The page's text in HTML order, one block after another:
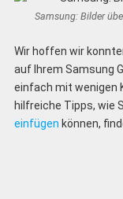
Samsung: Bilder
Wir hoffen wir
auf Ihrem Samsung
einfach mit wenigen
hilfreiche Tipps, wie
einfügen können,